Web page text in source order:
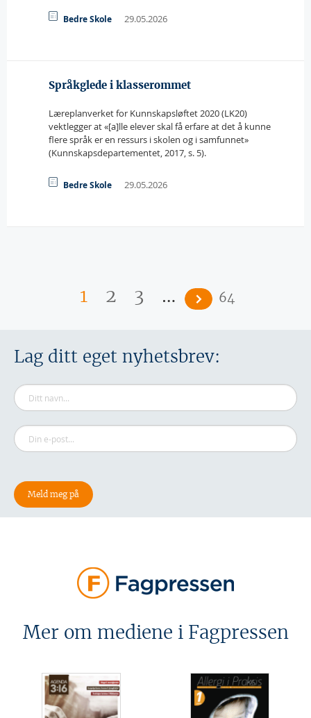
Bedre Skole 29.05.2026
Språkglede i klasserommet
Læreplanverket for Kunnskapsløftet 2020 (LK20)
vektlegger at «[a]lle elever skal få erfare at det å kunne
flere språk er en ressurs i skolen og i samfunnet»
(Kunnskapsdepartementet, 2017, s. 5).
Bedre Skole 29.05.2026
1 2 3 … 64
Lag ditt eget nyhetsbrev:
Mer om mediene i Fagpressen